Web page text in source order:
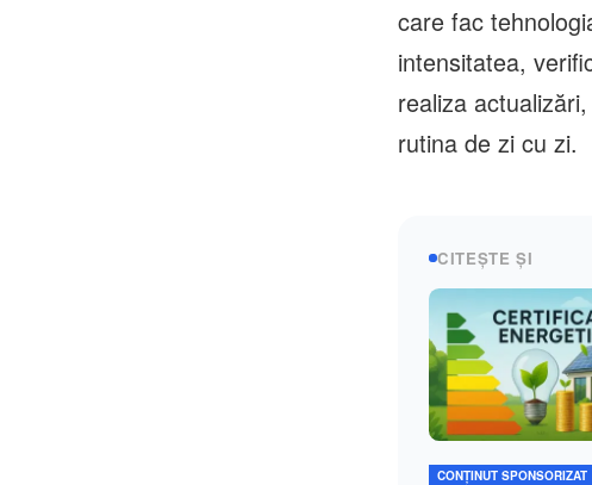
care fac
intensitatea,
realiza
rutina de zi cu zi.
CITEȘTE ȘI
CONȚINUT SPONSORIZAT